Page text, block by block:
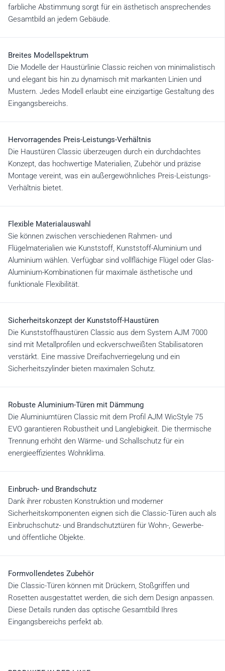
farbliche Abstimmung sorgt für ein ästhetisch ansprechendes
Gesamtbild an jedem Gebäude.
Breites Modellspektrum
Die Modelle der Haustürlinie Classic reichen von minimalistisch
und elegant bis hin zu dynamisch mit markanten Linien und
Mustern. Jedes Modell erlaubt eine einzigartige Gestaltung des
Eingangsbereichs.
Hervorragendes Preis-Leistungs-Verhältnis
Die Haustüren Classic überzeugen durch ein durchdachtes
Konzept, das hochwertige Materialien, Zubehör und präzise
Montage vereint, was ein außergewöhnliches Preis-Leistungs-
Verhältnis bietet.
Flexible Materialauswahl
Sie können zwischen verschiedenen Rahmen- und
Flügelmaterialien wie Kunststoff, Kunststoff-Aluminium und
Aluminium wählen. Verfügbar sind vollflächige Flügel oder Glas-
Aluminium-Kombinationen für maximale ästhetische und
funktionale Flexibilität.
Sicherheitskonzept der Kunststoff-Haustüren
Die Kunststoffhaustüren Classic aus dem System AJM 7000
sind mit Metallprofilen und eckverschweißten Stabilisatoren
verstärkt. Eine massive Dreifachverriegelung und ein
Sicherheitszylinder bieten maximalen Schutz.
Robuste Aluminium-Türen mit Dämmung
Die Aluminiumtüren Classic mit dem Profil AJM WicStyle 75
EVO garantieren Robustheit und Langlebigkeit. Die thermische
Trennung erhöht den Wärme- und Schallschutz für ein
energieeffizientes Wohnklima.
Einbruch- und Brandschutz
Dank ihrer robusten Konstruktion und moderner
Sicherheitskomponenten eignen sich die Classic-Türen auch als
Einbruchschutz- und Brandschutztüren für Wohn-, Gewerbe-
und öffentliche Objekte.
Formvollendetes Zubehör
Die Classic-Türen können mit Drückern, Stoßgriffen und
Rosetten ausgestattet werden, die sich dem Design anpassen.
Diese Details runden das optische Gesamtbild Ihres
Eingangsbereichs perfekt ab.